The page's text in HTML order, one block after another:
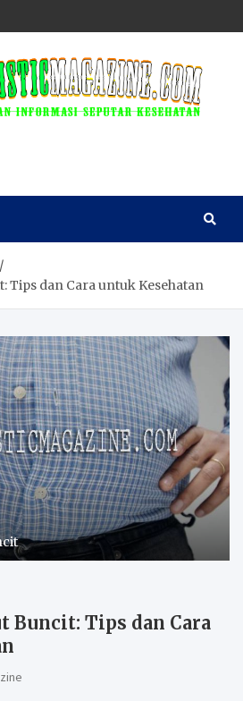
Tips dan Cara untuk Kesehatan
Buncit: Tips dan Cara